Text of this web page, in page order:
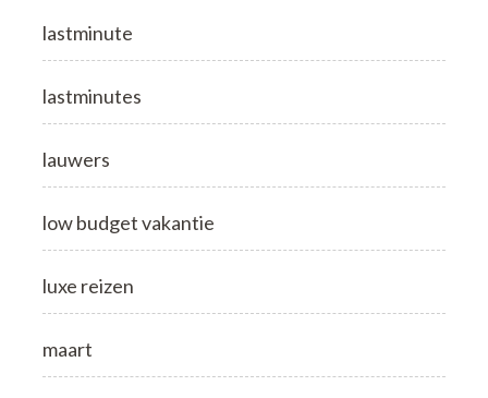
lastminute
lastminutes
lauwers
low budget vakantie
luxe reizen
maart